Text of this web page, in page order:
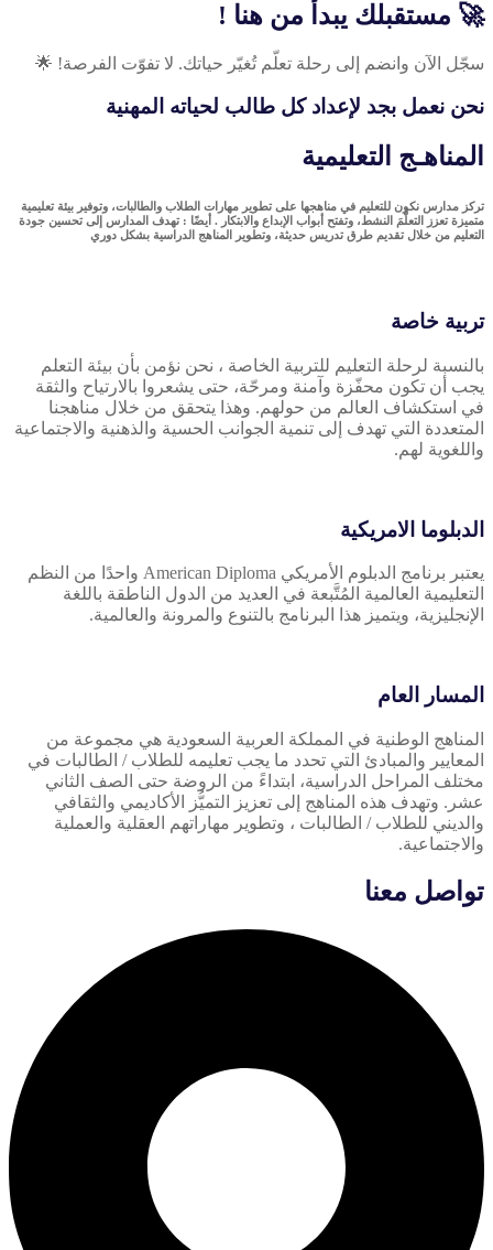
🚀 مستقبلك يبدأ من هنا !
سجّل الآن وانضم إلى رحلة تعلّم تُغيّر حياتك. لا تفوّت الفرصة! 🌟
نحن نعمل بجد لإعداد كل طالب لحياته المهنية
المناهـج التعليمية
تركز مدارس نكون للتعليم في مناهجها على تطوير مهارات الطلاب والطالبات، وتوفير بيئة تعليمية
متميزة تعزز التعلُّمَ النشط، وتفتح أبواب الإبداع والابتكار . أيضًا : تهدف المدارس إلى تحسين جودة
التعليم من خلال تقديم طرق تدريس حديثة، وتطوير المناهج الدراسية بشكل دوري
تربية خاصة
بالنسبة لرحلة التعليم للتربية الخاصة ، نحن نؤمن بأن بيئة التعلم
يجب أن تكون محفّزة وآمنة ومرحّة، حتى يشعروا بالارتياح والثقة
في استكشاف العالم من حولهم. وهذا يتحقق من خلال مناهجنا
المتعددة التي تهدف إلى تنمية الجوانب الحسية والذهنية والاجتماعية
واللغوية لهم.
الدبلوما الامريكية
يعتبر برنامج الدبلوم الأمريكي American Diploma واحدًا من النظم
التعليمية العالمية المُتَّبعة في العديد من الدول الناطقة باللغة
الإنجليزية، ويتميز هذا البرنامج بالتنوع والمرونة والعالمية.
المسار العام
المناهج الوطنية في المملكة العربية السعودية هي مجموعة من
المعايير والمبادئ التي تحدد ما يجب تعليمه للطلاب / الطالبات في
مختلف المراحل الدراسية، ابتداءً من الروضة حتى الصف الثاني
عشر. وتهدف هذه المناهج إلى تعزيز التميُّز الأكاديمي والثقافي
والديني للطلاب / الطالبات ، وتطوير مهاراتهم العقلية والعملية
والاجتماعية.
تواصل معنا